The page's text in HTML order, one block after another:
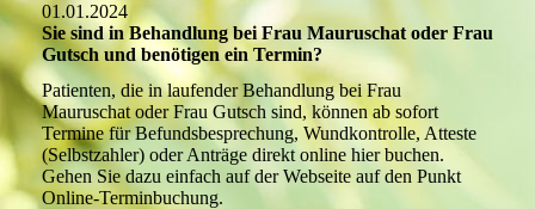
01.01.2024
Sie sind in Behandlung bei Frau Mauruschat oder Frau
Gutsch und benötigen ein Termin?
Patienten, die in laufender Behandlung bei Frau
Mauruschat oder Frau Gutsch sind, können ab sofort
Termine für Befundsbesprechung, Wundkontrolle, Atteste
(Selbstzahler) oder Anträge direkt online hier buchen.
Gehen Sie dazu einfach auf der Webseite auf den Punkt
Online-Terminbuchung.